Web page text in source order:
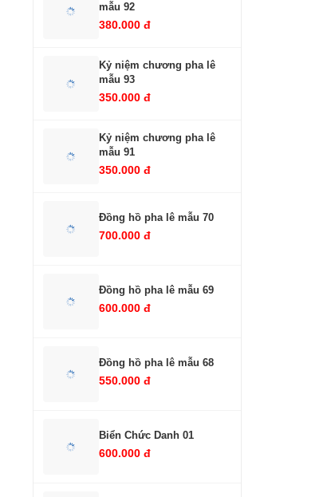
mẫu 92
380.000 đ
Kỷ niệm chương pha lê
mẫu 93
350.000 đ
Kỷ niệm chương pha lê
mẫu 91
350.000 đ
Đồng hồ pha lê mẫu 70
700.000 đ
Đồng hồ pha lê mẫu 69
600.000 đ
Đồng hồ pha lê mẫu 68
550.000 đ
Biển Chức Danh 01
600.000 đ